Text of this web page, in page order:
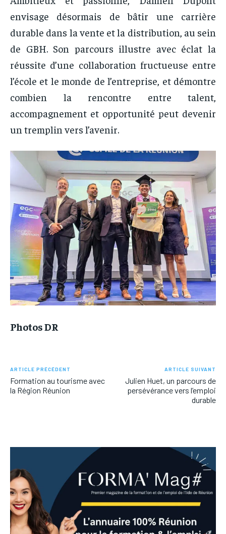
envisage désormais de bâtir une carrière
durable dans la vente et la distribution, au sein
de GBH. Son parcours illustre avec éclat la
réussite d’une collaboration fructueuse entre
l’école et le monde de l’entreprise, et démontre
combien la rencontre entre talent,
accompagnement et opportunité peut devenir
un tremplin vers l’avenir.
Photos DR
ARTICLE PRÉCÉDENT
Formation au tourisme avec
la Région Réunion
ARTICLE SUIVANT
Julien Huet, un parcours de
persévérance vers l’emploi
durable